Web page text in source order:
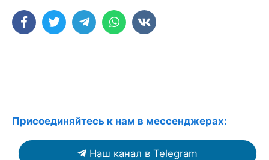
Присоединяйтесь к нам в мессенджерах:
Наш канал в Telegram